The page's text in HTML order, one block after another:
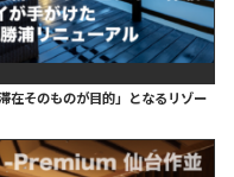
在そのものが目的」となるリゾー